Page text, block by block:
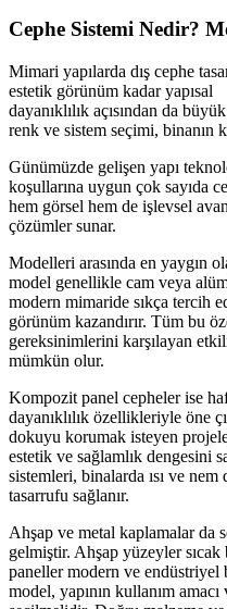
Cephe Sistemi Nedir?
Mimari yapılarda dış cephe
estetik görünüm kadar yapısal
dayanıklılık açısından da
renk ve sistem seçimi, binanın
Günümüzde gelişen yapı
koşullarına uygun çok sayıda
hem görsel hem de işlevsel
çözümler sunar.
Modelleri arasında en yaygın
model genellikle cam veya
modern mimaride sıkça tercih
görünüm kazandırır. Tüm bu
gereksinimlerini karşılayan
mümkün olur.
Kompozit panel cepheler ise
dayanıklılık özellikleriyle öne
dokuyu korumak isteyen
estetik ve sağlamlık dengesini
sistemleri, binalarda ısı ve
tasarrufu sağlanır.
Ahşap ve metal kaplamalar da
gelmiştir. Ahşap yüzeyler
paneller modern ve
model, yapının kullanım